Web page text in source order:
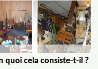
quoi cela consiste-t-il ?